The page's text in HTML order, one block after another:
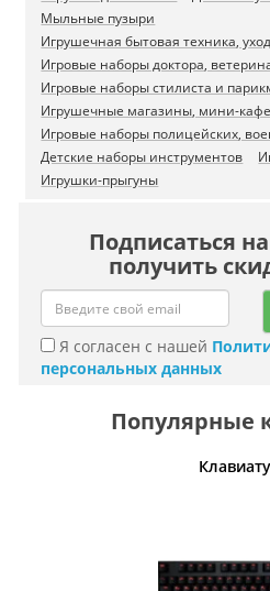
Мыльные пузыри
Игрушечная бытовая техника,
Игровые наборы доктора,
Игровые наборы стилиста и
Игрушечные магазины, мини-кафе
Игровые наборы полицейских,
Детские наборы инструментов
Игрушки-прыгуны
Подписаться
получить
Я согласен с нашей
персональных данных
Популярные